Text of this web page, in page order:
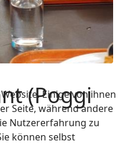
(Poggi
Einige von ihnen
Seite, während andere
Nutzererfahrung zu
können selbst